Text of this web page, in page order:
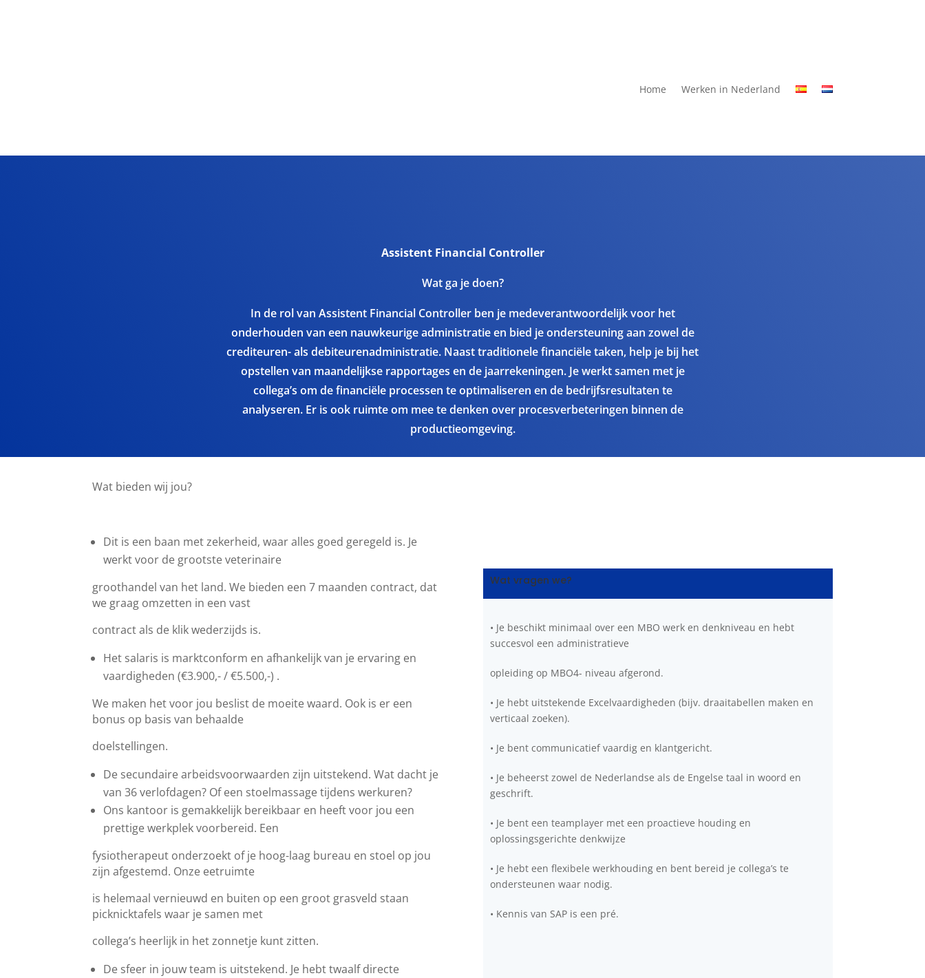
Home Werken in Nederland
Assistent Financial Controller
Wat ga je doen?
In de rol van Assistent Financial Controller ben je medeverantwoordelijk voor het
onderhouden van een nauwkeurige administratie en bied je ondersteuning aan zowel de
crediteuren- als debiteurenadministratie. Naast traditionele financiële taken, help je bij het
opstellen van maandelijkse rapportages en de jaarrekeningen. Je werkt samen met je
collega’s om de financiële processen te optimaliseren en de bedrijfsresultaten te
analyseren. Er is ook ruimte om mee te denken over procesverbeteringen binnen de
productieomgeving.
Wat bieden wij jou?
Dit is een baan met zekerheid, waar alles goed geregeld is. Je
werkt voor de grootste veterinaire
groothandel van het land. We bieden een 7 maanden contract, dat
we graag omzetten in een vast
contract als de klik wederzijds is.
Het salaris is marktconform en afhankelijk van je ervaring en
vaardigheden (€3.900,- / €5.500,-) .
We maken het voor jou beslist de moeite waard. Ook is er een
bonus op basis van behaalde
doelstellingen.
De secundaire arbeidsvoorwaarden zijn uitstekend. Wat dacht je
van 36 verlofdagen? Of een stoelmassage tijdens werkuren?
Ons kantoor is gemakkelijk bereikbaar en heeft voor jou een
prettige werkplek voorbereid. Een
fysiotherapeut onderzoekt of je hoog-laag bureau en stoel op jou
zijn afgestemd. Onze eetruimte
is helemaal vernieuwd en buiten op een groot grasveld staan
picknicktafels waar je samen met
collega’s heerlijk in het zonnetje kunt zitten.
De sfeer in jouw team is uitstekend. Je hebt twaalf directe
Wat vragen we?
• Je beschikt minimaal over een MBO werk en denkniveau en hebt
succesvol een administratieve
opleiding op MBO4- niveau afgerond.
• Je hebt uitstekende Excelvaardigheden (bijv. draaitabellen maken en
verticaal zoeken).
• Je bent communicatief vaardig en klantgericht.
• Je beheerst zowel de Nederlandse als de Engelse taal in woord en
geschrift.
• Je bent een teamplayer met een proactieve houding en
oplossingsgerichte denkwijze
• Je hebt een flexibele werkhouding en bent bereid je collega’s te
ondersteunen waar nodig.
• Kennis van SAP is een pré.